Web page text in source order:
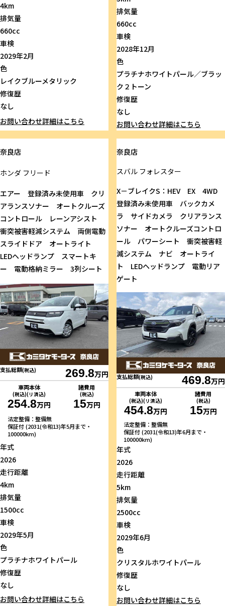
4km
排気量
660cc
車検
2029年2月
色
レイクブルーメタリック
修復歴
なし
お問い合わせ詳細はこちら
排気量
660cc
車検
2028年12月
色
プラチナホワイトパール／ブラッ
ク２トーン
修復歴
なし
お問い合わせ詳細はこちら
奈良店
ホンダ フリード
エアー 登録済み未使用車 クリ
アランスソナー オートクルーズ
コントロール レーンアシスト
衝突被害軽減システム 両側電動
スライドドア オートライト
LEDヘッドランプ スマートキ
ー 電動格納ミラー 3列シート
支払総額(税込) 269.8万円
車両本体
(税込)(リ済込)
254.8万円
諸費用
(税込)
15万円
法定整備：整備無
保証付 (2031(令和13)年5月まで・
100000km)
年式
2026
走行距離
4km
排気量
1500cc
車検
2029年5月
色
プラチナホワイトパール
修復歴
なし
お問い合わせ詳細はこちら
奈良店
スバルフォレスター
X－ブレイクS：HEV EX 4WD
登録済み未使用車 バックカメ
ラ サイドカメラ クリアランス
ソナー オートクルーズコントロ
ール パワーシート 衝突被害軽
減システム ナビ オートライ
ト LEDヘッドランプ 電動リア
ゲート
支払総額(税込) 469.8万円
車両本体
(税込)(リ済込)
454.8万円
諸費用
(税込)
15万円
法定整備：整備無
保証付 (2031(令和13)年6月まで・
100000km)
年式
2026
走行距離
5km
排気量
2500cc
車検
2029年6月
色
クリスタルホワイトパール
修復歴
なし
お問い合わせ詳細はこちら